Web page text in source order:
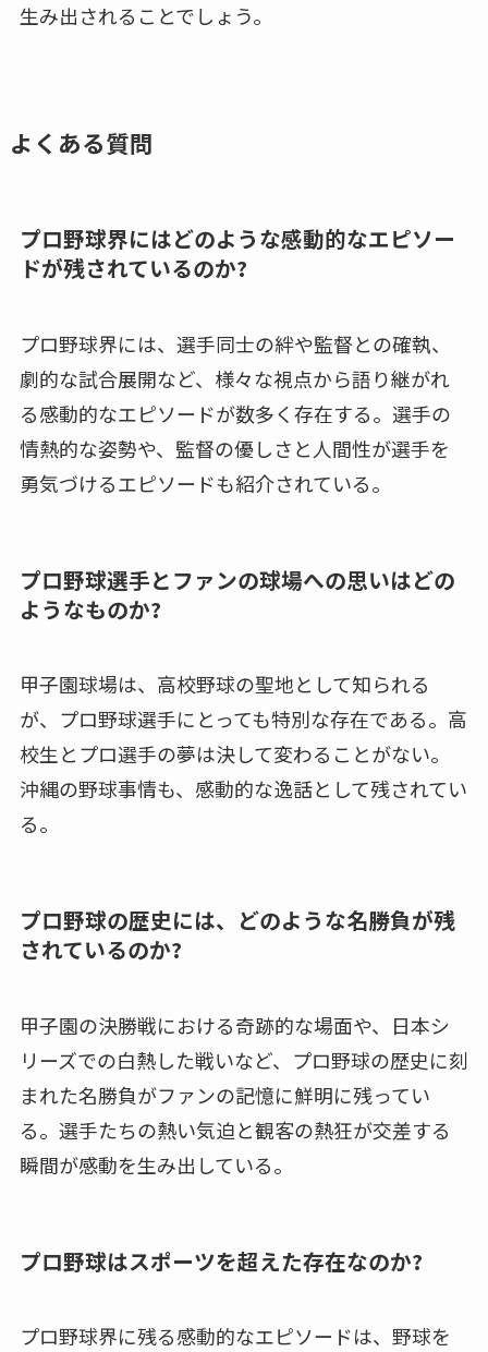
生み出されることでしょう。
よくある質問
プロ野球界にはどのような感動的なエピソー
ドが残されているのか?
プロ野球界には、選手同士の絆や監督との確執、
劇的な試合展開など、様々な視点から語り継がれ
る感動的なエピソードが数多く存在する。選手の
情熱的な姿勢や、監督の優しさと人間性が選手を
勇気づけるエピソードも紹介されている。
プロ野球選手とファンの球場への思いはどの
ようなものか?
甲子園球場は、高校野球の聖地として知られる
が、プロ野球選手にとっても特別な存在である。高
校生とプロ選手の夢は決して変わることがない。
沖縄の野球事情も、感動的な逸話として残されてい
る。
プロ野球の歴史には、どのような名勝負が残
されているのか?
甲子園の決勝戦における奇跡的な場面や、日本シ
リーズでの白熱した戦いなど、プロ野球の歴史に刻
まれた名勝負がファンの記憶に鮮明に残ってい
る。選手たちの熱い気迫と観客の熱狂が交差する
瞬間が感動を生み出している。
プロ野球はスポーツを超えた存在なのか?
プロ野球界に残る感動的なエピソードは、野球を